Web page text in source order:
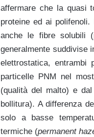
affermare che la quasi
proteine ed ai
anche le fibre solubili
generalmente suddivise
elettrostatica, entrambi
particelle PNM nel
(qualità del malto) e
bollitura). A differenza
solo a basse
termiche (permanent